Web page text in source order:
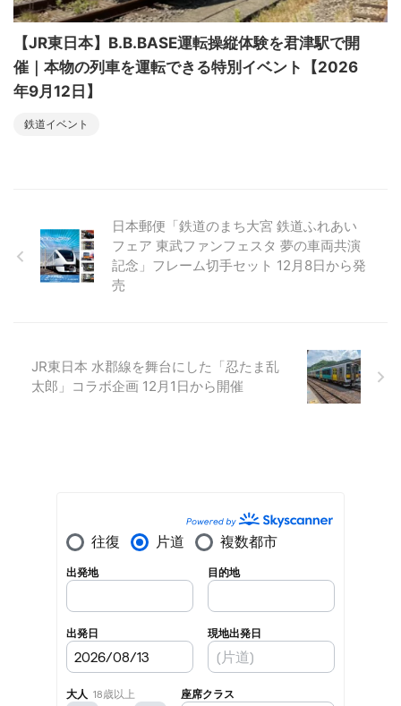
【JR東日本】B.B.BASE運転操縦体験を君津駅で開
催｜本物の列車を運転できる特別イベント【2026
年9月12日】
鉄道イベント
日本郵便「鉄道のまち大宮 鉄道ふれあい
フェア 東武ファンフェスタ 夢の車両共演
記念」フレーム切手セット 12月8日から発
売
JR東日本 水郡線を舞台にした「忍たま乱
太郎」コラボ企画 12月1日から開催